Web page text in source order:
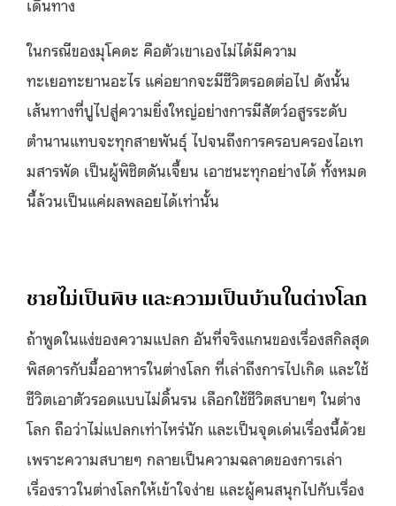
ในกรณีของมุโคดะ คือตัวเขาเองไม่ได้มีความ
ทะเยอทะยานอะไร แค่อยากจะมีชีวิตรอดต่อไป ดังนั้น
เส้นทางที่ปูไปสู่ความยิ่งใหญ่อย่างการมีสัตว์อสูรระดับ
ตำนานแทบจะทุกสายพันธุ์ ไปจนถึงการครอบครองไอเท
มสารพัด เป็นผู้พิชิตดันเจี้ยน เอาชนะทุกอย่างได้ ทั้งหมด
นี้ล้วนเป็นแค่ผลพลอยได้เท่านั้น
ชายไม่เป็นพิษ และความเป็นบ้านในต่างโลก
ถ้าพูดในแง่ของความแปลก อันที่จริงแกนของเรื่องสกิลสุด
พิสดารกับมื้ออาหารในต่างโลก ที่เล่าถึงการไปเกิด และใช้
ชีวิตเอาตัวรอดแบบไม่ดิ้นรน เลือกใช้ชีวิตสบายๆ ในต่าง
โลก ถือว่าไม่แปลกเท่าไหร่นัก และเป็นจุดเด่นเรื่องนี้ด้วย
เพราะความสบายๆ กลายเป็นความฉลาดของการเล่า
เรื่องราวในต่างโลกให้เข้าใจง่าย และผู้คนสนุกไปกับเรื่อง